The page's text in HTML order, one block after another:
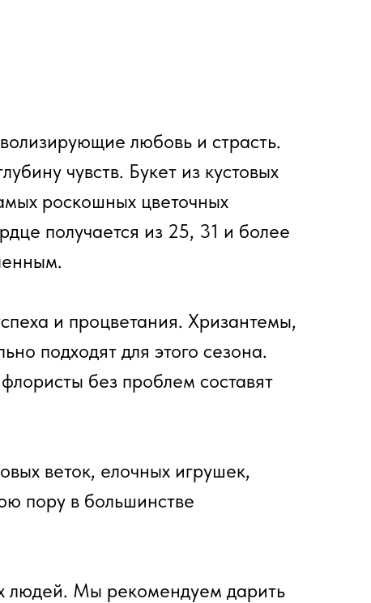
любовь и страсть.
чувств. Букет из кустовых
роскошных цветочных
получается из 25, 31 и более
и процветания. Хризантемы,
подходят для этого сезона.
без проблем составят
веток, елочных игрушек,
пору в большинстве
людей. Мы рекомендуем дарить